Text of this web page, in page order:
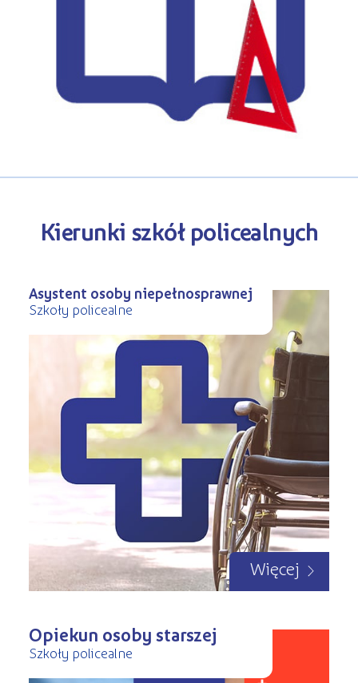
Kierunki szkół policealnych
Asystent osoby niepełnosprawnej
Szkoły policealne
Więcej
Opiekun osoby starszej
Szkoły policealne